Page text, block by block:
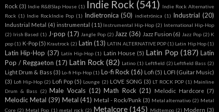
Rock (3) Indie R&BSlap House (1) Indie Rock (541) Indie Rock Alternative
Rock (1) Indie RockIndie Pop (1) Indietronica (50) indietrónica (1) Industrial (20)
Industrial Metal (4) instrumental (11) Instrumental Hip-Hop (2) International Hip-Hop
(2) Irish Based (1) J-pop (17) Jangle Pop (2) Jazz (36) Jazz Fusion (6) Jazz Pop (2) K
pop (1) K-Pop (5) Krautrock (2) Latin (13) LATIN ALTERNATIVE POP (1) Latin Hip Hop (1)
Latin Hip-Hop (37) Latín Hip-Hop (1) Latin House (5) Latin Pop (187) Latin
Pop / Reggaeton (17) Latin Rock (82) Latino (1) Leftfield (2) Leftfield Bass (2)
Light Drum & Bass (3) Lo-fi Hip-Hop (1) Lo-fi Rock (16) Lofi (5) LOFI (Guitar Music)
(3) Lofi Hip-Hop (2) Lofi Pop (5) Lounge (2) LOVE SONG (3) LT ROCK POP (1) Mainline
Drum & Bass (2) Male Vocals (12) Math Rock (21) Melodic Hardcore (7)
Melodic Metal (39) Metal (41) Metal - Rock/Punk (3) Metal alternativo (2) Metal
Core (2) Metal Pop (1) metal rock (2) Metalcore (145) Midtempo (2) Modern (3)